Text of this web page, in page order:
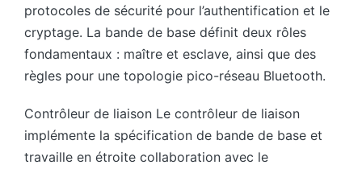
protocoles de sécurité pour l’authentification et le
cryptage. La bande de base définit deux rôles
fondamentaux : maître et esclave, ainsi que des
règles pour une topologie pico-réseau Bluetooth.
Contrôleur de liaison Le contrôleur de liaison
implémente la spécification de bande de base et
travaille en étroite collaboration avec le